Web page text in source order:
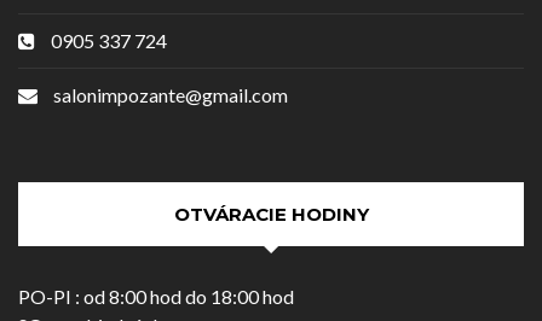
0905 337 724
salonimpozante@gmail.com
OTVÁRACIE HODINY
PO-PI : od 8:00 hod do 18:00 hod